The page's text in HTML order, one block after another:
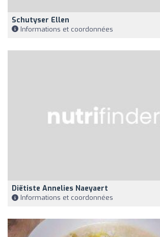
Schutyser Ellen
Informations et coordonnées
Diëtiste Annelies Naeyaert
Informations et coordonnées